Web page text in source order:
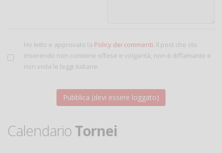
Ho letto e approvato la Policy dei commenti. Il post che sto
inserendo non contiene offese e volgarità, non è diffamante e
non viola le leggi italiane.
Calendario Tornei